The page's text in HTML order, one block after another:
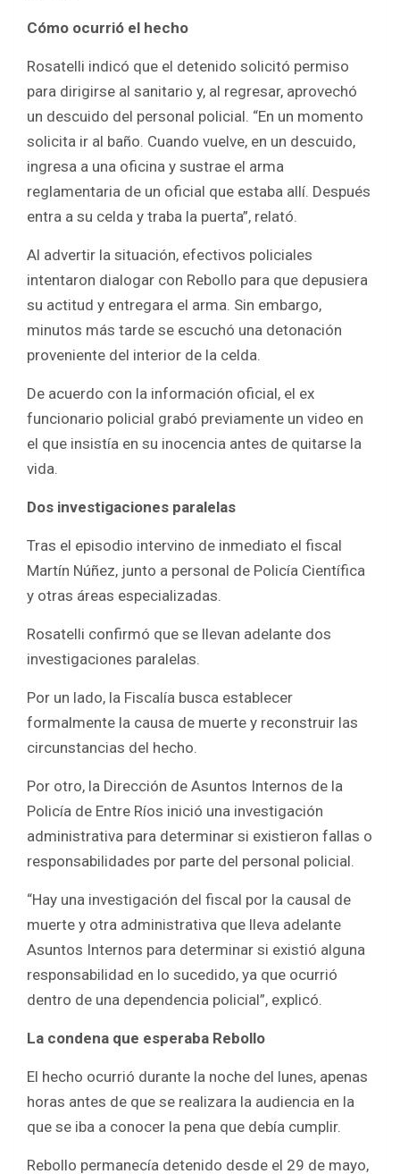
Cómo ocurrió el hecho
Rosatelli indicó que el detenido solicitó permiso
para dirigirse al sanitario y, al regresar, aprovechó
un descuido del personal policial. “En un momento
solicita ir al baño. Cuando vuelve, en un descuido,
ingresa a una oficina y sustrae el arma
reglamentaria de un oficial que estaba allí. Después
entra a su celda y traba la puerta”, relató.
Al advertir la situación, efectivos policiales
intentaron dialogar con Rebollo para que depusiera
su actitud y entregara el arma. Sin embargo,
minutos más tarde se escuchó una detonación
proveniente del interior de la celda.
De acuerdo con la información oficial, el ex
funcionario policial grabó previamente un video en
el que insistía en su inocencia antes de quitarse la
vida.
Dos investigaciones paralelas
Tras el episodio intervino de inmediato el fiscal
Martín Núñez, junto a personal de Policía Científica
y otras áreas especializadas.
Rosatelli confirmó que se llevan adelante dos
investigaciones paralelas.
Por un lado, la Fiscalía busca establecer
formalmente la causa de muerte y reconstruir las
circunstancias del hecho.
Por otro, la Dirección de Asuntos Internos de la
Policía de Entre Ríos inició una investigación
administrativa para determinar si existieron fallas o
responsabilidades por parte del personal policial.
“Hay una investigación del fiscal por la causal de
muerte y otra administrativa que lleva adelante
Asuntos Internos para determinar si existió alguna
responsabilidad en lo sucedido, ya que ocurrió
dentro de una dependencia policial”, explicó.
La condena que esperaba Rebollo
El hecho ocurrió durante la noche del lunes, apenas
horas antes de que se realizara la audiencia en la
que se iba a conocer la pena que debía cumplir.
Rebollo permanecía detenido desde el 29 de mayo,